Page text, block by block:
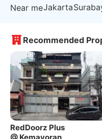
Near meJakarta
Recommended
RedDoorz Plus